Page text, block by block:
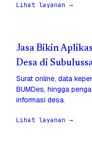
Lihat layanan →
Jasa Bikin
Desa di
Surat online, data
BUMDes, hingga
informasi desa.
Lihat layanan →